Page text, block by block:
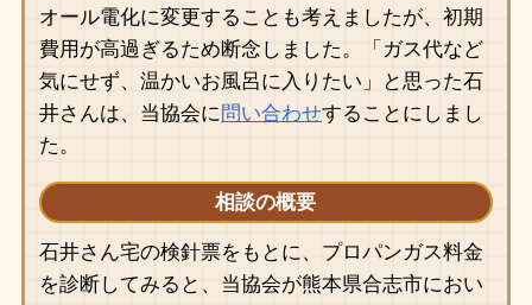
オール電化に変更することも考えましたが、初期
費用が高過ぎるため断念しました。「ガス代など
気にせず、温かいお風呂に入りたい」と思った石
井さんは、当協会に問い合わせすることにしまし
た。
相談の概要
石井さん宅の検針票をもとに、プロパンガス料金
を診断してみると、当協会が熊本県合志市におい